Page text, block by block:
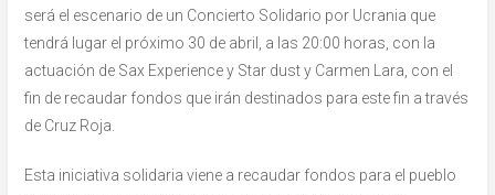
será el escenario de un Concierto Solidario por Ucrania que
tendrá lugar el próximo 30 de abril, a las 20:00 horas, con la
actuación de Sax Experience y Star dust y Carmen Lara, con el
fin de recaudar fondos que irán destinados para este fin a través
de Cruz Roja.
Esta iniciativa solidaria viene a recaudar fondos para el pueblo